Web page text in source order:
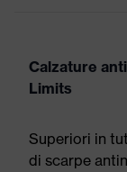
Calzature
Limits
Superiori in
di scarpe